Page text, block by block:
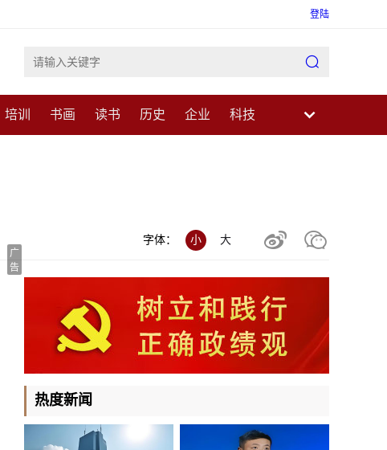
登陆

培训 书画 读书 历史 企业 科技


字体： 小 大
广
告
热度新闻